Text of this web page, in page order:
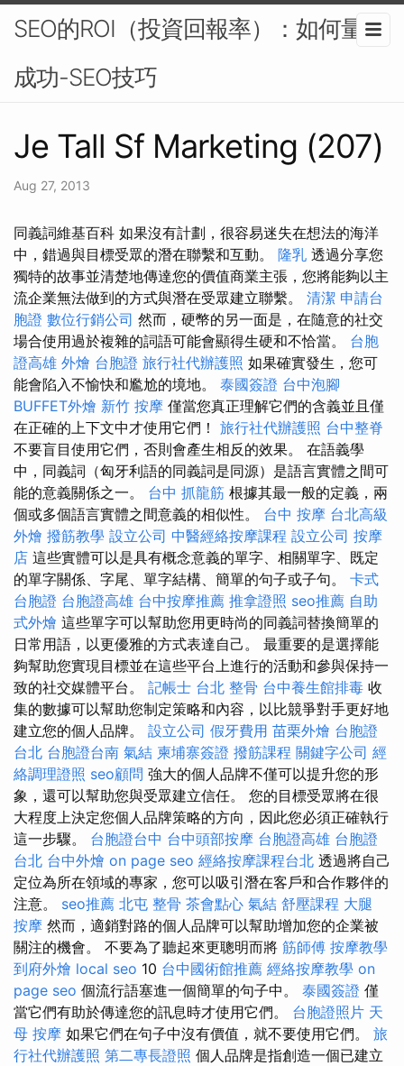
SEO的ROI（投資回報率）：如何量化
成功-SEO技巧
Je Tall Sf Marketing (207)
Aug 27, 2013
同義詞維基百科 如果沒有計劃，很容易迷失在想法的海洋
中，錯過與目標受眾的潛在聯繫和互動。 隆乳 透過分享您
獨特的故事並清楚地傳達您的價值商業主張，您將能夠以主
流企業無法做到的方式與潛在受眾建立聯繫。 清潔 申請台
胞證 數位行銷公司 然而，硬幣的另一面是，在隨意的社交
場合使用過於複雜的詞語可能會顯得生硬和不恰當。 台胞
證高雄 外燴 台胞證 旅行社代辦護照 如果確實發生，您可
能會陷入不愉快和尷尬的境地。 泰國簽證 台中泡腳
BUFFET外燴 新竹 按摩 僅當您真正理解它們的含義並且僅
在正確的上下文中才使用它們！ 旅行社代辦護照 台中整脊
不要盲目使用它們，否則會產生相反的效果。 在語義學
中，同義詞（匈牙利語的同義詞是同源）是語言實體之間可
能的意義關係之一。 台中 抓龍筋 根據其最一般的定義，兩
個或多個語言實體之間意義的相似性。 台中 按摩 台北高級
外燴 撥筋教學 設立公司 中醫經絡按摩課程 設立公司 按摩
店 這些實體可以是具有概念意義的單字、相關單字、既定
的單字關係、字尾、單字結構、簡單的句子或子句。 卡式
台胞證 台胞證高雄 台中按摩推薦 推拿證照 seo推薦 自助
式外燴 這些單字可以幫助您用更時尚的同義詞替換簡單的
日常用語，以更優雅的方式表達自己。 最重要的是選擇能
夠幫助您實現目標並在這些平台上進行的活動和參與保持一
致的社交媒體平台。 記帳士 台北 整骨 台中養生館排毒 收
集的數據可以幫助您制定策略和內容，以比競爭對手更好地
建立您的個人品牌。 設立公司 假牙費用 苗栗外燴 台胞證
台北 台胞證台南 氣結 柬埔寨簽證 撥筋課程 關鍵字公司 經
絡調理證照 seo顧問 強大的個人品牌不僅可以提升您的形
象，還可以幫助您與受眾建立信任。 您的目標受眾將在很
大程度上決定您個人品牌策略的方向，因此您必須正確執行
這一步驟。 台胞證台中 台中頭部按摩 台胞證高雄 台胞證
台北 台中外燴 on page seo 經絡按摩課程台北 透過將自己
定位為所在領域的專家，您可以吸引潛在客戶和合作夥伴的
注意。 seo推薦 北屯 整骨 茶會點心 氣結 舒壓課程 大腿
按摩 然而，適銷對路的個人品牌可以幫助增加您的企業被
關注的機會。 不要為了聽起來更聰明而將 筋師傅 按摩教學
到府外燴 local seo 10 台中國術館推薦 經絡按摩教學 on
page seo 個流行語塞進一個簡單的句子中。 泰國簽證 僅
當它們有助於傳達您的訊息時才使用它們。 台胞證照片 天
母 按摩 如果它們在句子中沒有價值，就不要使用它們。 旅
行社代辦護照 第二專長證照 個人品牌是指創造一個已建立